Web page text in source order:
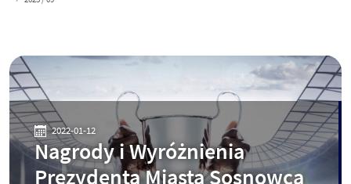
2022-01-12
Nagrody i Wyróżnienia
Prezydenta Miasta Sosnowca